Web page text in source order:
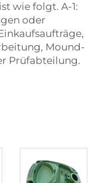
wie folgt. A-1:
oder
Mound-
Prüfabteilung.